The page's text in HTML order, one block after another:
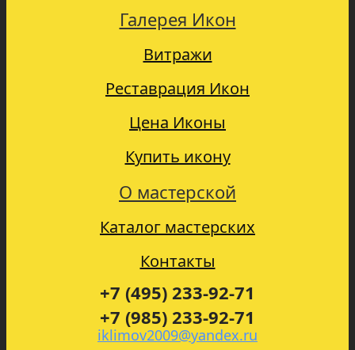
Галерея Икон
Витражи
Реставрация Икон
Цена Иконы
Купить икону
О мастерской
Каталог мастерских
Контакты
+7 (495) 233-92-71
+7 (985) 233-92-71
iklimov2009@yandex.ru